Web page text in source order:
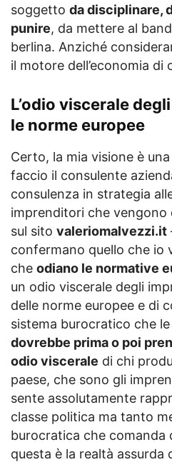
soggetto da disciplinare,
punire, da mettere al
berlina. Anziché
il motore dell’economia di
L’odio viscerale
le norme europee
Certo, la mia visione è
faccio il consulente
consulenza in strategia
imprenditori che vengono
sul sito valeriomalvezzi.it
confermano quello che io
che odiano le normative
un odio viscerale degli
delle norme europee e di
sistema burocratico che
dovrebbe prima o poi
odio viscerale di chi
paese, che sono gli
sente assolutamente
classe politica ma tanto
burocratica che comanda
questa è la realtà assurda